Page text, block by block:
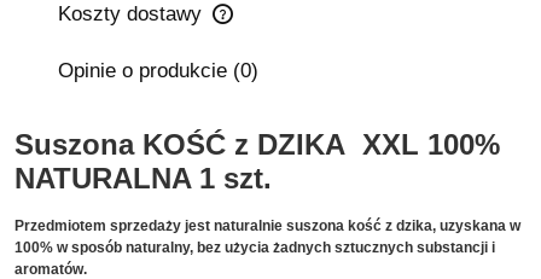
Koszty dostawy
Cena nie zawiera ewentualnych kosztów płatności
Opinie o produkcie (0)
Suszona KOŚĆ z DZIKA XXL 100%
NATURALNA 1 szt.
Przedmiotem sprzedaży jest naturalnie suszona kość z dzika, uzyskana w
100% w sposób naturalny, bez użycia żadnych sztucznych substancji i
aromatów.